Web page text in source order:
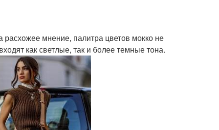
мнение, палитра цветов мокко не
как светлые, так и более темные тона.